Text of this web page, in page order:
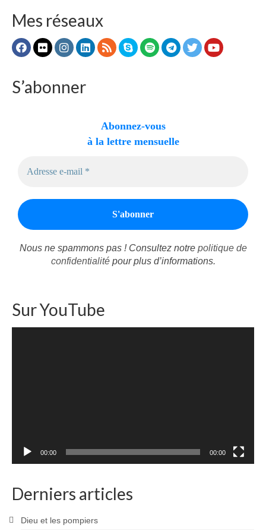
Mes réseaux
S’abonner
Abonnez-vous
à la lettre mensuelle
Nous ne spammons pas ! Consultez notre politique de
confidentialitépour plus d’informations.
Sur YouTube
00:00 00:00
Derniers articles
Dieu et les pompiers